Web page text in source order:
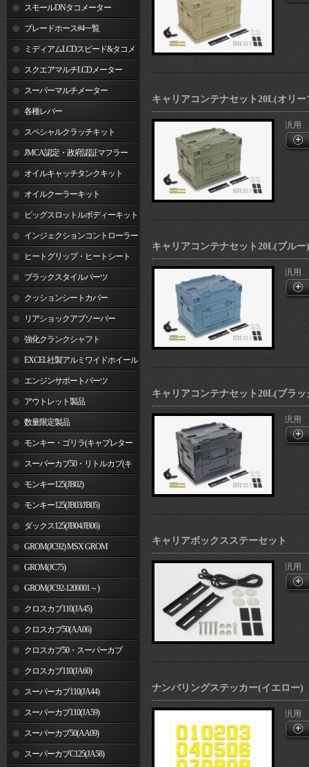
スモールDNタコメーター
ブレードホース#4一覧
ミディアムLCDスピード&タコメ
ータースクエアマルチLCDメーター
スーパーマルチメーター
各種レバー
スペシャルクラッチキット
JMCA認定・政府認証マフラー
オイルキャッチタンクキット
オイルクーラーキット
ビッグスロットルボディーキット
インジェクションコントローラー
ヒートグリップ・ヒートシート
ブラックスタイルパーツ
クッションシートカバー
リアショックアブソーバー
強化クランクシャフト
EXCEL社製アルミワイドホイール
リム エンジンサポートパーツ
アウトレット製品
数量限定製品
モンキー・ゴリラ(キャブレター
車) スーパーカブ50・リトルカブ(キ
ャブレター車)
モンキー125(JB02)
モンキー125(JB03/JB05)
ダックス125(JB04/JB06)
GROM(JC92) MSX GROM
GROM(JC75)
GROM(JC92-1200001～)
クロスカブ110(JA45)
クロスカブ50(AA06)
クロスカブ50・スーパーカブ
50(AA09)/110(JA44)
クロスカブ110(JA60)
スーパーカブ110(JA44)
スーパーカブ110(JA59)
スーパーカブ50(AA09)
スーパーカブC125(JA58)
キャリアコンテナセット20L(オリー
汎用
キャリアコンテナセット20L(ブルー)
汎用
キャリアコンテナセット20L(ブラッ
汎用
キャリアボックスステーセット
汎用
ナンバリングステッカー(イエロー)
汎用